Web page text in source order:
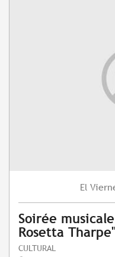
El
Soirée
Rosetta
CULTURAL